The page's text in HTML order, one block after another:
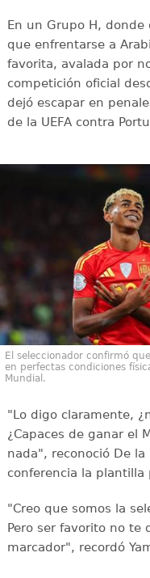
En un Grupo H,
que enfrentarse a
favorita, avalada por
competición oficial
dejó escapar en
de la UEFA contra
El seleccionador confirmó
en perfectas condiciones
Mundial.
"Lo digo claramente,
¿Capaces de ganar el
nada", reconoció De
conferencia la plantilla
"Creo que somos la
Pero ser favorito no te
marcador", recordó